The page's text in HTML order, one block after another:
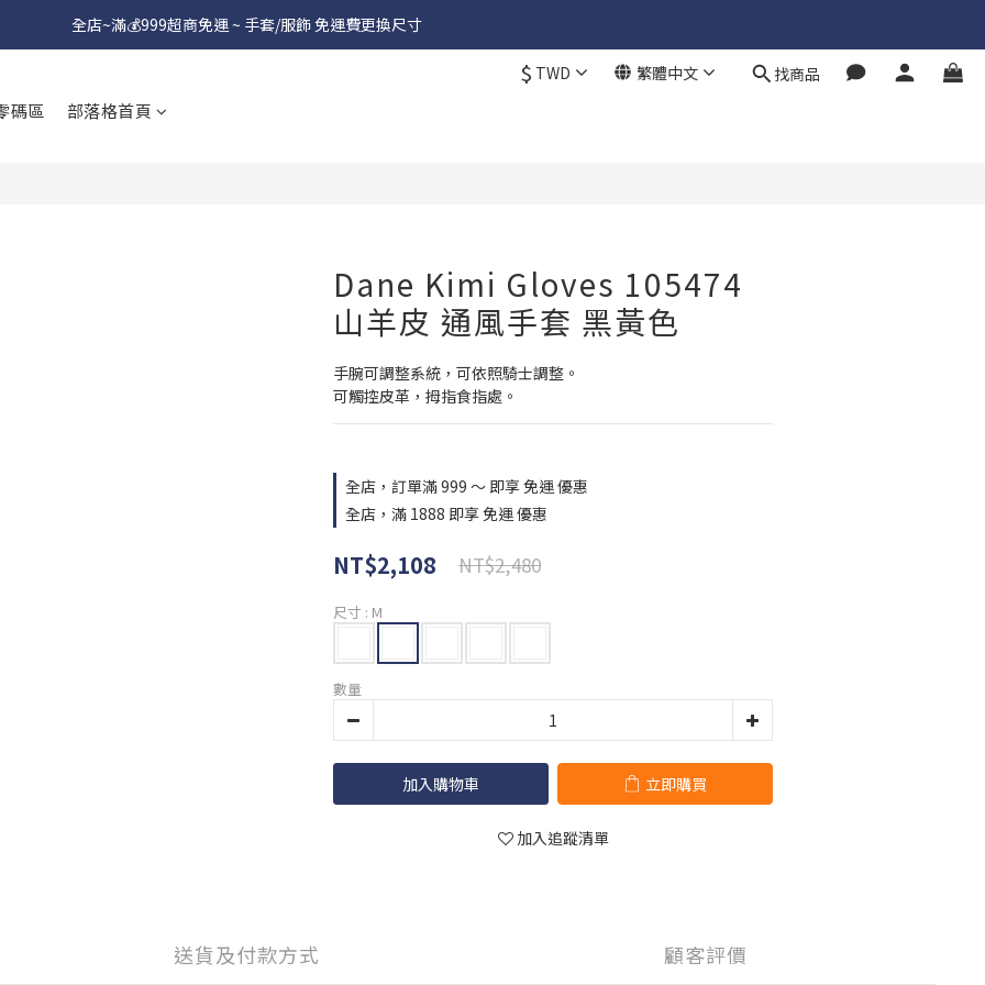
全店~滿💰999超商免運 ~ 手套/服飾 免運費更換尺寸
$ TWD 繁體中文 找商品
碼區 部落格首頁
Dane Kimi Gloves 105474
山羊皮 通風手套 黑黃色
手腕可調整系統，可依照騎士調整。
可觸控皮革，拇指食指處。
全店，訂單滿 999 ～ 即享 免運 優惠
全店，滿 1888 即享 免運 優惠
NT$2,108 NT$2,480
尺寸 : M
數量
加入購物車 立即購買
加入追蹤清單
送貨及付款方式 顧客評價
立即購買